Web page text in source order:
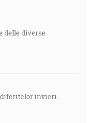
delle diverse
diferitelor invieri.